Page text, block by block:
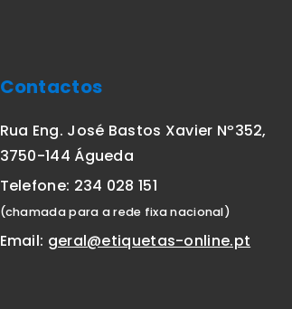
Contactos
Rua Eng. José Bastos Xavier Nº352,
3750-144 Águeda
Telefone: 234 028 151
(chamada para a rede fixa nacional)
Email: geral@etiquetas-online.pt